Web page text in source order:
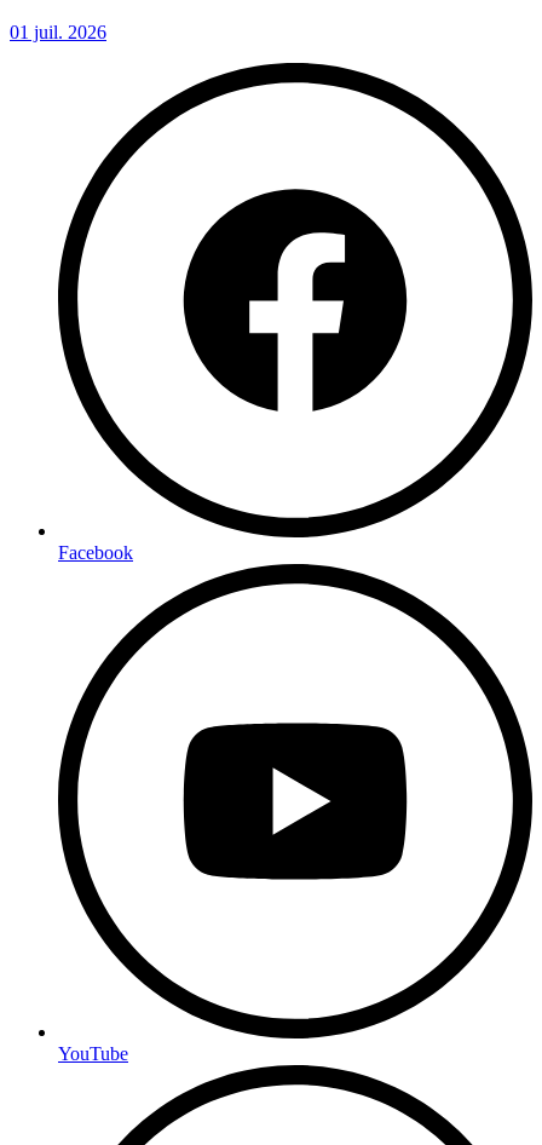
01 juil. 2026
Facebook
YouTube